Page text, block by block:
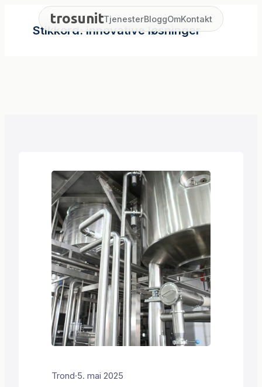
Stikkord:innovative løsninger
Trond·5. mai 2025
trosunitTjenesterBloggOmKontakt